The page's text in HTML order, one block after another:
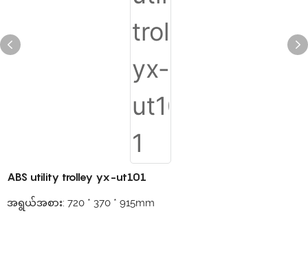
ABS utility trolley yx-ut101
အရွယ်အစား: 720 * 370 * 915mm